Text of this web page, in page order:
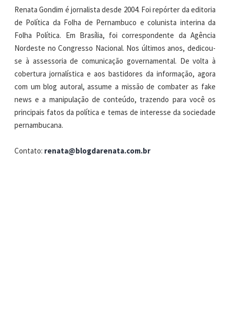
Renata Gondim é jornalista desde 2004. Foi repórter da editoria
de Política da Folha de Pernambuco e colunista interina da
Folha Política. Em Brasília, foi correspondente da Agência
Nordeste no Congresso Nacional. Nos últimos anos, dedicou-
se à assessoria de comunicação governamental. De volta à
cobertura jornalística e aos bastidores da informação, agora
com um blog autoral, assume a missão de combater as fake
news e a manipulação de conteúdo, trazendo para você os
principais fatos da política e temas de interesse da sociedade
pernambucana.
Contato: renata@blogdarenata.com.br